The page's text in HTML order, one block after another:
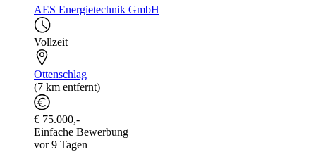
AES Energietechnik GmbH
Vollzeit
Ottenschlag
(7 km entfernt)
€ 75.000,-
Einfache Bewerbung
vor 9 Tagen